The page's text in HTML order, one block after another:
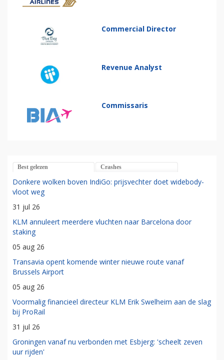
Commercial Director
Revenue Analyst
Commissaris
Best gelezen Crashes
Donkere wolken boven IndiGo: prijsvechter doet widebody-
vloot weg
31 jul 26
KLM annuleert meerdere vluchten naar Barcelona door
staking
05 aug 26
Transavia opent komende winter nieuwe route vanaf
Brussels Airport
05 aug 26
Voormalig financieel directeur KLM Erik Swelheim aan de slag
bij ProRail
31 jul 26
Groningen vanaf nu verbonden met Esbjerg: 'scheelt zeven
uur rijden'